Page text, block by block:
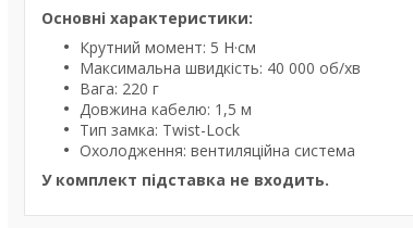
Основні характеристики:
Крутний момент: 5 Н·см
Максимальна швидкість: 40 000 об/хв
Вага: 220 г
Довжина кабелю: 1,5 м
Тип замка: Twist-Lock
Охолодження: вентиляційна система
У комплект підставка не входить.